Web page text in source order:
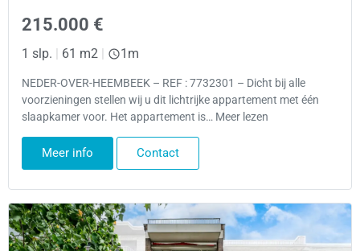
215.000 €
1 slp. | 61 m2 | 1m
NEDER-OVER-HEEMBEEK – REF : 7732301 – Dicht bij alle
voorzieningen stellen wij u dit lichtrijke appartement met één
slaapkamer voor. Het appartement is… Meer lezen
Meer info Contact